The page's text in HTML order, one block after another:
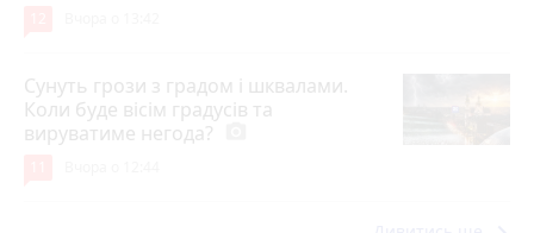
Сунуть грози з градом і шквалами.
Коли буде вісім градусів та
вируватиме негода?